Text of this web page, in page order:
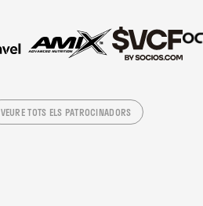
VEURE TOTS ELS PATROCINADORS